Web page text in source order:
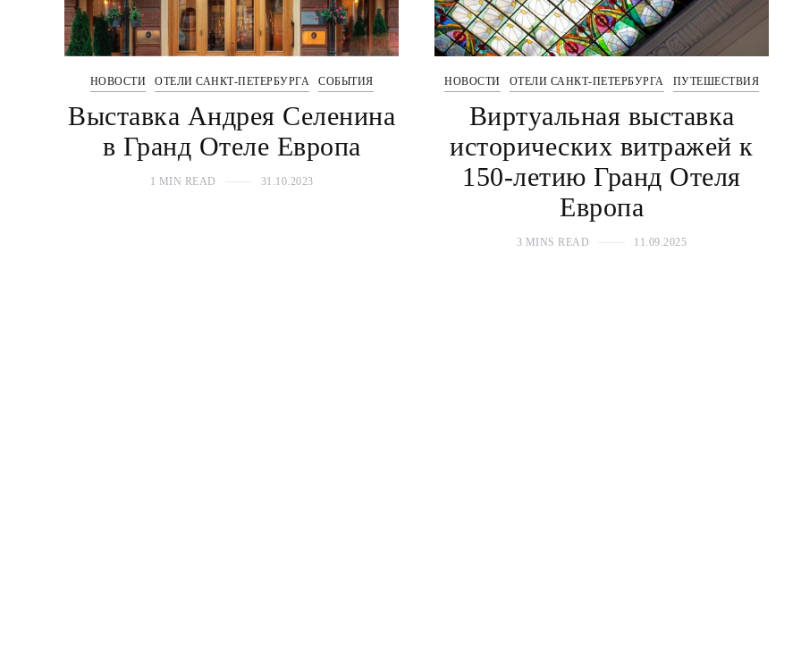
НОВОСТИ ОТЕЛИ САНКТ-ПЕТЕРБУРГА СОБЫТИЯ
Выставка Андрея Селенина
в Гранд Отеле Европа
1 MIN READ 31.10.2023
НОВОСТИ ОТЕЛИ САНКТ-ПЕТЕРБУРГА ПУТЕШЕСТВИЯ
Виртуальная выставка
исторических витражей к
150-летию Гранд Отеля
Европа
3 MINS READ 11.09.2025